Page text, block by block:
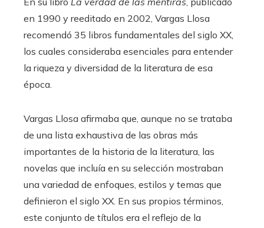
en 1990 y reeditado en 2002, Vargas Llosa
recomendó 35 libros fundamentales del siglo XX,
los cuales consideraba esenciales para entender
la riqueza y diversidad de la literatura de esa
época.
Vargas Llosa afirmaba que, aunque no se trataba
de una lista exhaustiva de las obras más
importantes de la historia de la literatura, las
novelas que incluía en su selección mostraban
una variedad de enfoques, estilos y temas que
definieron el siglo XX. En sus propios términos,
este conjunto de títulos era el reflejo de la